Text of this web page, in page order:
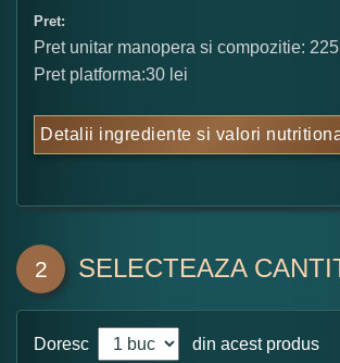
Pret:
Pret unitar manopera si compozitie:
Pret platforma:30 lei
Detalii ingrediente si valori
2 SELECTEAZA
Doresc din acest produs